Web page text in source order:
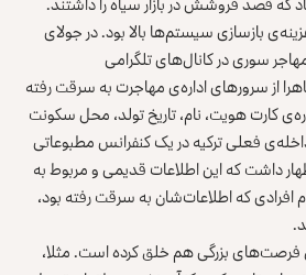
بازسازی سیستم‌ها بالا بود. در جولای
مهاجر سوری در کانال‌های تلگرامی
سرورهای اداره‌ی مهاجرت به سرقت رفته
کارت هویت، نام، تاریخ تولد، محل سکونت
فعلی ترکیه در یک کنفرانس مطبوعاتی
داشت که این اطلاعات قدیمی و مربوط به
تمام افرادی که اطلاعات‌شان به سرقت رفته بود،
فرصت‌های بزرگی هم خلق کرده است. مثلا،